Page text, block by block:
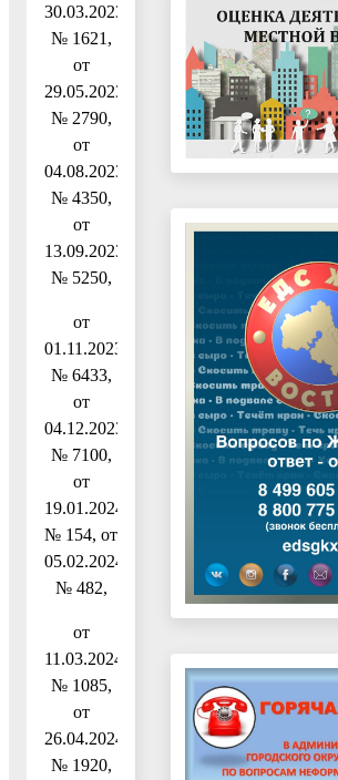
30.03.2023
№ 1621,
от
29.05.2023
№ 2790,
от
04.08.2023
№ 4350,
от
13.09.2023
№ 5250,
от
01.11.2023
№ 6433,
от
04.12.2023
№ 7100,
от
19.01.2024
№ 154, от
05.02.2024
№ 482,
от
11.03.2024
№ 1085,
от
26.04.2024
№ 1920,